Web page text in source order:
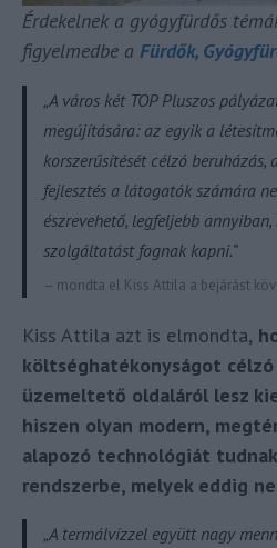
Érdekelnek a gyógyfürdős
figyelmedbe a Fürdők,
„A város két TOP Pluszos
megújítására: az egyik a
korszerűsítését célzó
fejlesztés a látogatók számára
észrevehető, legfeljebb
szolgáltatást fognak kapni.”
– mondta el Kiss Attila a bejárást
Kiss Attila azt is elmondta,
költséghatékonyságot célzó
üzemeltető oldaláról lesz
hiszen olyan modern,
alapozó technológiát
rendszerbe, melyek eddig
„A termálvízzel együtt nagy